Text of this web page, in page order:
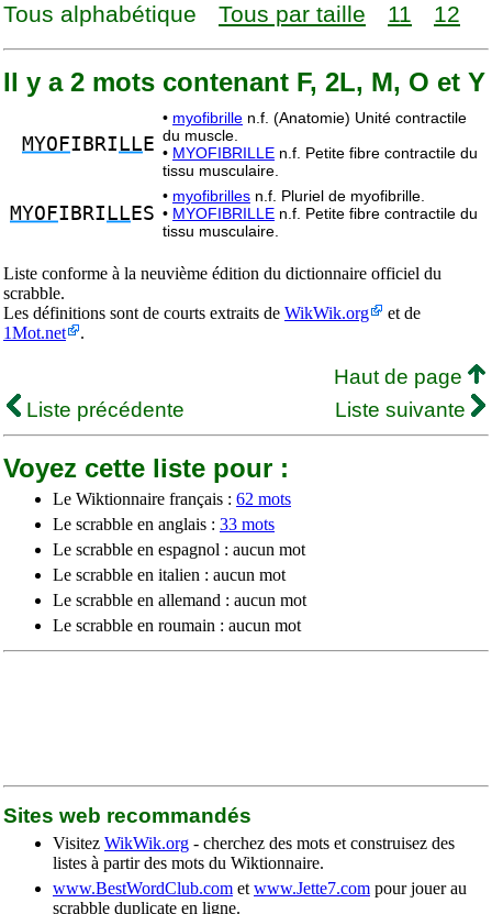
Tous alphabétique Tous par taille 11 12
Il y a 2 mots contenant F, 2L, M, O et Y
MYOFIBRI LL E
• myofibrille n.f. (Anatomie) Unité contractile
du muscle.
• MYOFIBRILLE n.f. Petite fibre contractile du
tissu musculaire.
MYOFIBRI LL ES
• myofibrilles n.f. Pluriel de myofibrille.
• MYOFIBRILLE n.f. Petite fibre contractile du
tissu musculaire.
Liste conforme à la neuvième édition du dictionnaire officiel du
scrabble.
Les définitions sont de courts extraits de WikWik.org
et de
1Mot.net
.
Haut de page
Liste précédente
Liste suivante
Voyez cette liste pour :
Le Wiktionnaire français : 62 mots
Le scrabble en anglais : 33 mots
Le scrabble en espagnol : aucun mot
Le scrabble en italien : aucun mot
Le scrabble en allemand : aucun mot
Le scrabble en roumain : aucun mot
Sites web recommandés
Visitez WikWik.org - cherchez des mots et construisez des
listes à partir des mots du Wiktionnaire.
www.BestWordClub.com et www.Jette7.com pour jouer au
scrabble duplicate en ligne.